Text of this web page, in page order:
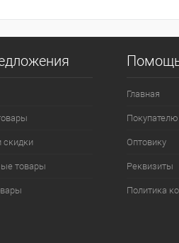
скидки
товары
Главная
Покупателю
Оптовику
Реквизиты
Политика